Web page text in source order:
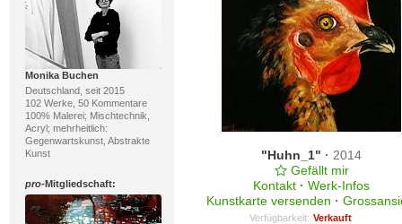
Monika Buchen
Deutschland, seit 2015
102 Werke, 50 Kommentare
100% Malerei; Mischtechnik,
Acryl; mehrheitlich:
Gegenwartskunst, Abstrakte
Kunst
pro-Mitgliedschaft:
"Huhn_1" · 2014
Gefällt mir
Kontakt · Werk-Infos
Kunstkarte versenden ·
Verfügbarkeit: Verkauft